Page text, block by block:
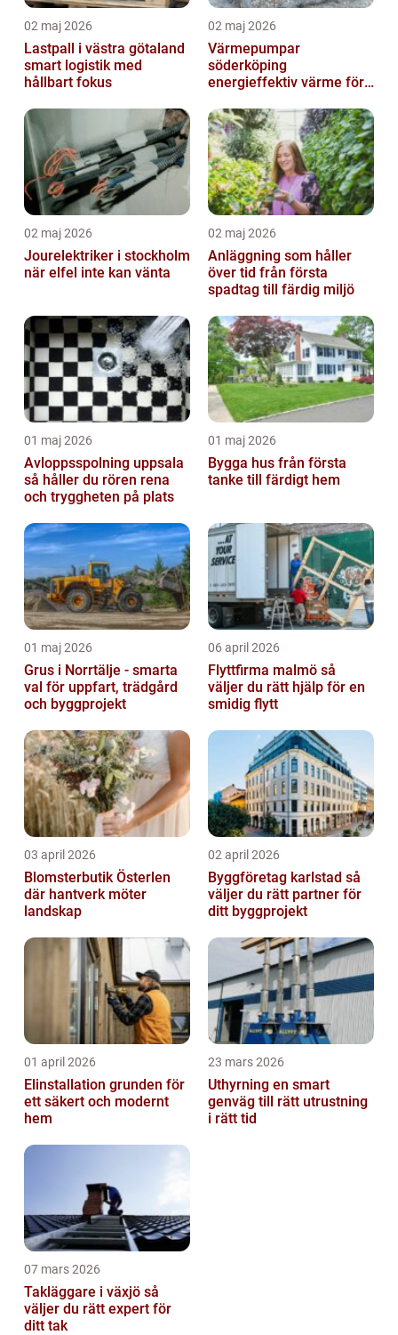
02 maj 2026
Lastpall i västra götaland
smart logistik med
hållbart fokus
02 maj 2026
Värmepumpar
söderköping
energieffektiv värme för
02 maj 2026
Jourelektriker i stockholm
när elfel inte kan vänta
02 maj 2026
Anläggning som håller
över tid från första
spadtag till färdig miljö
01 maj 2026
Avloppsspolning uppsala
så håller du rören rena
och tryggheten på plats
01 maj 2026
Bygga hus från första
tanke till färdigt hem
01 maj 2026
Grus i Norrtälje - smarta
val för uppfart, trädgård
och byggprojekt
06 april 2026
Flyttfirma malmö så
väljer du rätt hjälp för en
smidig flytt
03 april 2026
Blomsterbutik Österlen
där hantverk möter
landskap
02 april 2026
Byggföretag karlstad så
väljer du rätt partner för
ditt byggprojekt
01 april 2026
Elinstallation grunden för
ett säkert och modernt
hem
23 mars 2026
Uthyrning en smart
genväg till rätt utrustning
i rätt tid
07 mars 2026
Takläggare i växjö så
väljer du rätt expert för
ditt tak